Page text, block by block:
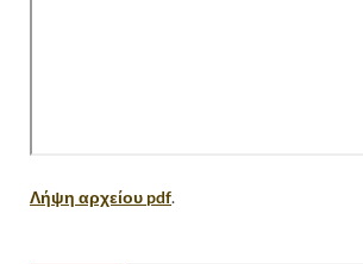
Λήψη αρχείου pdf.